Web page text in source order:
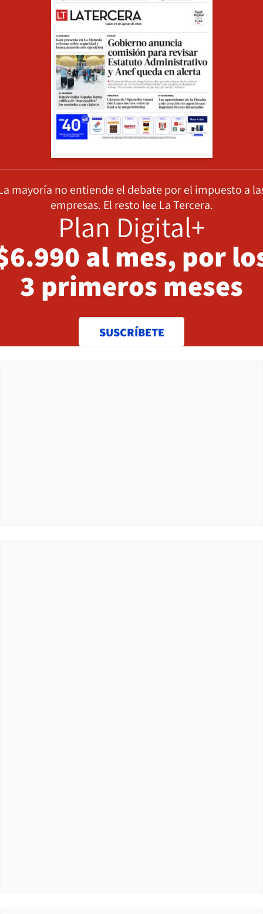
mayoría no entiende el debate por el impuesto a
empresas. El resto lee La Tercera.
Plan Digital+
al mes, por
3 primeros meses
SUSCRÍBETE